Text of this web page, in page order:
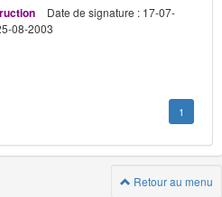
Date de signature : 17-07-
08-2003
1
Retour au menu